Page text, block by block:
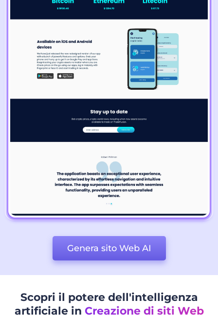
Genera sito Web AI
Scopri il potere dell'intelligenza
artificiale in Creazione di siti Web